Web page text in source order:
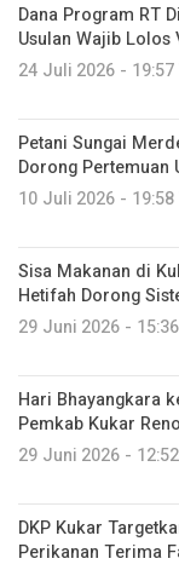
Dana Program RT
Usulan Wajib Lolos
24 Juli 2026 - 19:57
Petani Sungai
Dorong Pertemuan
10 Juli 2026 - 19:58
Sisa Makanan di
Hetifah Dorong
29 Juni 2026 -
Hari Bhayangkara
Pemkab Kukar
29 Juni 2026 -
DKP Kukar
Perikanan Terima